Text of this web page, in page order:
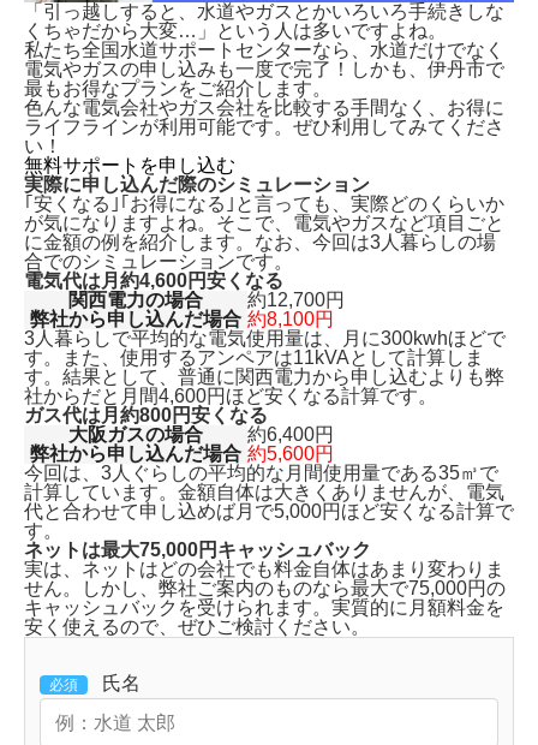
「引っ越しすると、水道やガスとかいろいろ手続きしな
くちゃだから大変…」という人は多いですよね。
私たち全国水道サポートセンターなら、水道だけでなく
電気やガスの申し込みも一度で完了！しかも、 伊丹市で
最もお得なプランをご紹介します。
色んな電気会社やガス会社を比較する手間なく、お得に
ライフラインが利用可能です。ぜひ利用してみてくださ
い！
無料サポートを申し込む
実際に申し込んだ際のシミュレーション
｢安くなる｣｢お得になる｣と言っても、実際どのくらいか
が気になりますよね。そこで、電気やガスなど項目ごと
に金額の例を紹介します。なお、今回は3人暮らしの場
合でのシミュレーションです。
電気代は月約4,600円安くなる
関西電力の場合
約12,700円
弊社から申し込んだ場合 約8,100円
3人暮らしで平均的な電気使用量は、月に300kwhほどで
す。また、使用するアンペアは11kVAとして計算しま
す。結果として、普通に関西電力から申し込むよりも弊
社からだと月間4,600円ほど安くなる計算です。
ガス代は月約800円安くなる
大阪ガスの場合
約6,400円
弊社から申し込んだ場合 約5,600円
今回は、3人ぐらしの平均的な月間使用量である35㎥で
計算しています。金額自体は大きくありませんが、 電気
代と合わせて申し込めば月で5,000円ほど安くなる計算で
す。
ネットは最大75,000円キャッシュバック
実は、ネットはどの会社でも料金自体はあまり変わりま
せん。しかし、弊社ご案内のものなら最大で75,000円の
キャッシュバックを受けられます。 実質的に月額料金を
安く使えるので、ぜひご検討ください。
必須 氏名